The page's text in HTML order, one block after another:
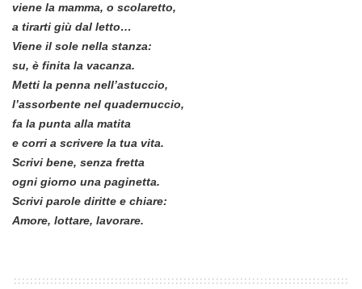
viene la mamma, o scolaretto,
a tirarti giù dal letto…
Viene il sole nella stanza:
su, è finita la vacanza.
Metti la penna nell’astuccio,
l’assorbente nel quadernuccio,
fa la punta alla matita
e corri a scrivere la tua vita.
Scrivi bene, senza fretta
ogni giorno una paginetta.
Scrivi parole diritte e chiare:
Amore, lottare, lavorare.